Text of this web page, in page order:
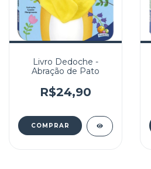
Livro Dedoche -
Abração de Pato
R$24,90